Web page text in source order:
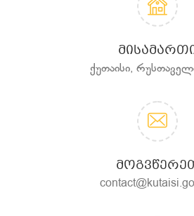
ქუთაისი,